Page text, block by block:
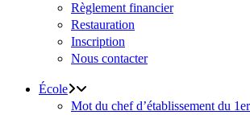
Règlement financier
Restauration
Inscription
Nous contacter
École
Mot du chef d’établissement du